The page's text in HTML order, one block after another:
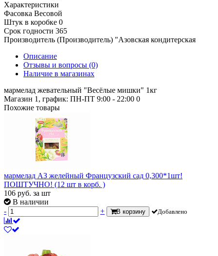
Характеристики
Фасовка Весовой
Штук в коробке 0
Срок годности 365
Производитель (Производитель) "Азовская кондитерская
Описание
Отзывы и вопросы (0)
Наличие в магазинах
мармелад жевательный "Весёлые мишки" 1кг
Магазин 1, график: ПН-ПТ 9:00 - 22:00 0
Похожие товары
мармелад АЗ желейный Французский сад 0,300*1шт!
ПОШТУЧНО! (12 шт в корб. )
106 руб. за шт
В наличии
-
+ В корзину Добавлено